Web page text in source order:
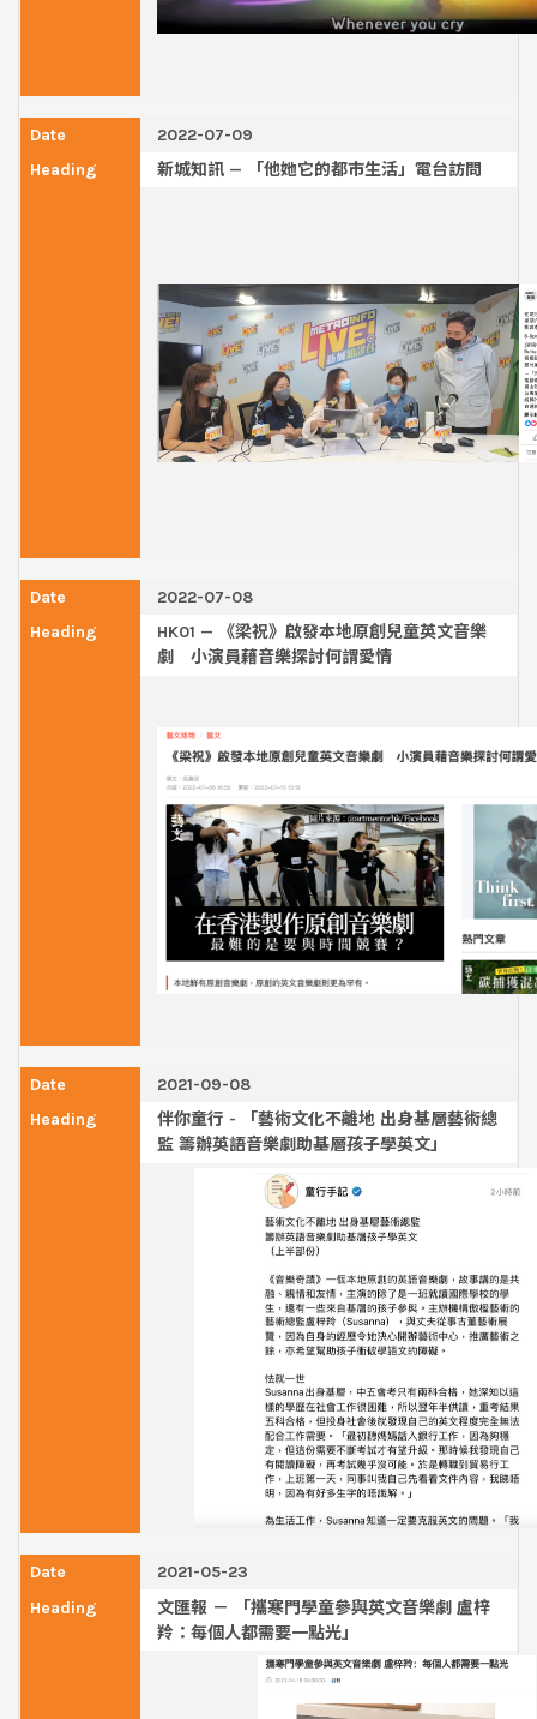
2022-07-09
新城知訊 — 「他她它的都市生活」電台訪問
2022-07-08
HK01 — 《梁祝》啟發本地原創兒童英文音樂
劇 小演員藉音樂探討何謂愛情
2021-09-08
伴你童行 - 「藝術文化不離地 出身基層藝術總
監 籌辦英語音樂劇助基層孩子學英文」
2021-05-23
文匯報 － 「攜寒門學童參與英文音樂劇 盧梓
羚：每個人都需要一點光」